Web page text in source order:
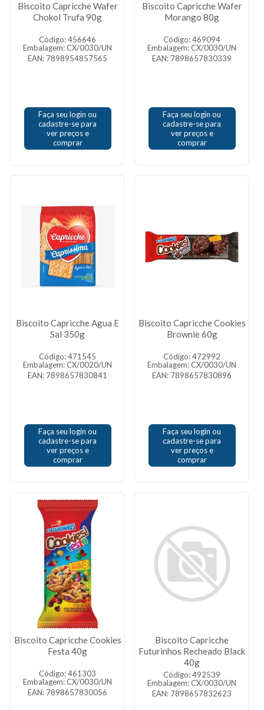
Biscoito Capricche Wafer
Chokol Trufa 90g
Código: 456646
Embalagem: CX/0030/UN
EAN: 7898954857565
Faça seu login ou
cadastre-se para
ver preços e
comprar
Biscoito Capricche Wafer
Morango 80g
Código: 469094
Embalagem: CX/0030/UN
EAN: 7898657830339
Faça seu login ou
cadastre-se para
ver preços e
comprar
Biscoito Capricche Agua E
Sal 350g
Código: 471545
Embalagem: CX/0020/UN
EAN: 7898657830841
Faça seu login ou
cadastre-se para
ver preços e
comprar
Biscoito Capricche Cookies
Brownie 60g
Código: 472992
Embalagem: CX/0030/UN
EAN: 7898657830896
Faça seu login ou
cadastre-se para
ver preços e
comprar
Biscoito Capricche Cookies
Festa 40g
Código: 461303
Embalagem: CX/0030/UN
EAN: 7898657830056
Biscoito Capricche
Futurinhos Recheado Black
40g
Código: 492539
Embalagem: CX/0030/UN
EAN: 7898657832623